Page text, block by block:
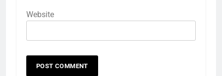
Website